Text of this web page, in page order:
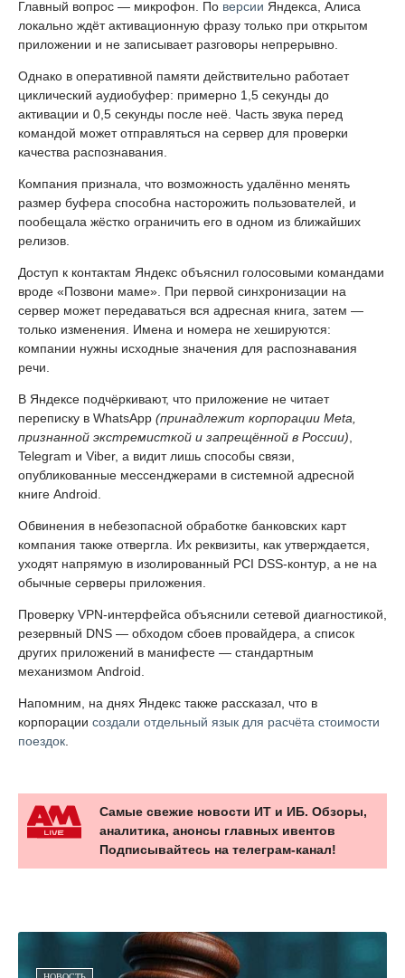
Главный вопрос — микрофон. По версии Яндекса, Алиса
локально ждёт активационную фразу только при открытом
приложении и не записывает разговоры непрерывно.
Однако в оперативной памяти действительно работает
циклический аудиобуфер: примерно 1,5 секунды до
активации и 0,5 секунды после неё. Часть звука перед
командой может отправляться на сервер для проверки
качества распознавания.
Компания признала, что возможность удалённо менять
размер буфера способна насторожить пользователей, и
пообещала жёстко ограничить его в одном из ближайших
релизов.
Доступ к контактам Яндекс объяснил голосовыми командами
вроде «Позвони маме». При первой синхронизации на
сервер может передаваться вся адресная книга, затем —
только изменения. Имена и номера не хешируются:
компании нужны исходные значения для распознавания
речи.
В Яндексе подчёркивают, что приложение не читает
переписку в WhatsApp (принадлежит корпорации Meta,
признанной экстремисткой и запрещённой в России),
Telegram и Viber, а видит лишь способы связи,
опубликованные мессенджерами в системной адресной
книге Android.
Обвинения в небезопасной обработке банковских карт
компания также отвергла. Их реквизиты, как утверждается,
уходят напрямую в изолированный PCI DSS-контур, а не на
обычные серверы приложения.
Проверку VPN-интерфейса объяснили сетевой диагностикой,
резервный DNS — обходом сбоев провайдера, а список
других приложений в манифесте — стандартным
механизмом Android.
Напомним, на днях Яндекс также рассказал, что в
корпорации создали отдельный язык для расчёта стоимости
поездок.
Самые свежие новости ИТ и ИБ. Обзоры,
аналитика, анонсы главных ивентов
Подписывайтесь на телеграм-канал!